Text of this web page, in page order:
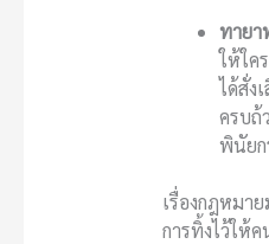
ทายา
ให้ใค
ได้สั่ง
ครบถ้
พินัยก
เรื่องกฎหมา
การทิ้งไว้ให้